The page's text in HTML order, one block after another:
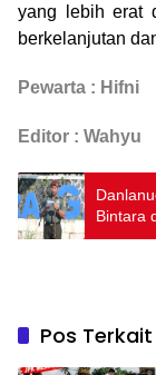
yang lebih erat
berkelanjutan
Pewarta : Hifni
Editor : Wahyu
Bintara
Pos Terkait